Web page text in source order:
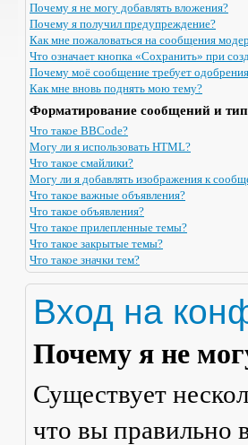
Почему я не могу добавлять вложения?
Почему я получил предупреждение?
Как мне пожаловаться на сообщения
Что означает кнопка «Сохранить» при
Почему моё сообщение требует
Как мне вновь поднять мою тему?
Форматирование сообщений и
Что такое BBCode?
Могу ли я использовать HTML?
Что такое смайлики?
Могу ли я добавлять изображения к
Что такое важные объявления?
Что такое объявления?
Что такое прилепленные темы?
Что такое закрытые темы?
Что такое значки тем?
Вход на
Почему я не
Существует
что вы правильно